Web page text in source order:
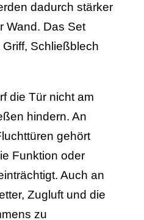
dadurch stärker
Wand. Das Set
Schließblech
die Tür nicht am
hindern. An
gehört
Funktion oder
Auch an
Zugluft und die
zu